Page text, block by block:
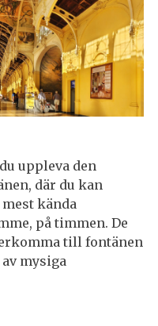
uppleva den
där du kan
kända
på timmen. De
till fontänen
mysiga